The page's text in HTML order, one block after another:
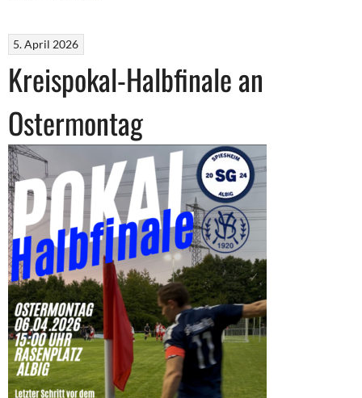
5. April 2026
Kreispokal-Halbfinale an
Ostermontag